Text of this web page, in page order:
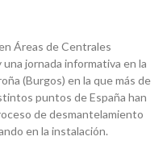
Áreas de Centrales
jornada informativa en la
(Burgos) en la que más de
puntos de España han
de desmantelamiento
en la instalación.